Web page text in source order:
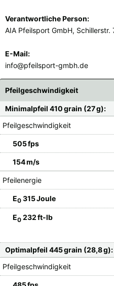
Verantwortliche Person:
AIA Pfeilsport GmbH,
E-Mail:
info@pfeilsport-gmbh.de
Pfeilgeschwindigkeit
Minimalpfeil 410 grain (27 g):
Pfeilgeschwindigkeit
505 fps
154 m/s
Pfeilenergie
E0 315 Joule
E0 232 ft-lb
Optimalpfeil 445 grain (28,8 g):
Pfeilgeschwindigkeit